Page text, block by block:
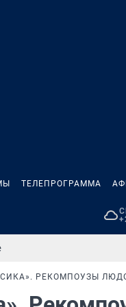
ТЕЛЕПРОГРАММА
РЕКОМПОУЗЫ